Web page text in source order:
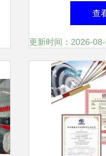
本的类似商
以投资咨
查
更新时间：2026-